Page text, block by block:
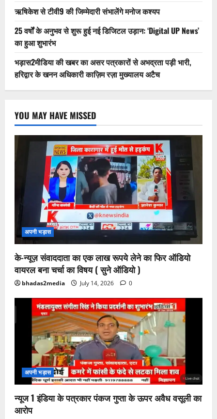
ऋषिकेश से टीवी9 की जिम्मेदारी संभालेंगे मनोज कश्यप
25 वर्षों के अनुभव से शुरू हुई नई डिजिटल उड़ान: ‘Digital UP News’
का हुआ शुभारंभ
भड़ास2मीडिया की खबर का असर पत्रकारों से अभद्रता पड़ी भारी,
हरिद्वार के खनन अधिकारी काज़िम रज़ा मुख्यालय अटैच
YOU MAY HAVE MISSED
अपनी भड़ास
के-न्यूज़ संवाददाता का एक लाख रूपये लेने का फिर ऑडियो
वायरल बना चर्चा का विषय ( सुने ऑडियो )
bhadas2media July 14, 2026 0
अपनी भड़ास
न्यूज 1 इंडिया के पत्रकार पंकज गुप्ता के ऊपर अवैध वसूली का
आरोप